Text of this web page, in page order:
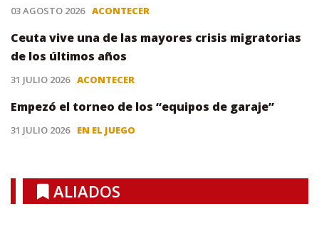
03 AGOSTO 2026 ACONTECER
Ceuta vive una de las mayores crisis migratorias
de los últimos años
31 JULIO 2026 ACONTECER
Empezó el torneo de los “equipos de garaje”
31 JULIO 2026 EN EL JUEGO
ALIADOS